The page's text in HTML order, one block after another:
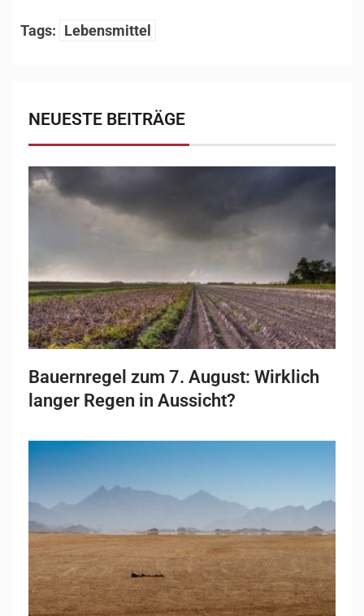
Tags: Lebensmittel
NEUESTE BEITRÄGE
Bauernregel zum 7. August: Wirklich
langer Regen in Aussicht?